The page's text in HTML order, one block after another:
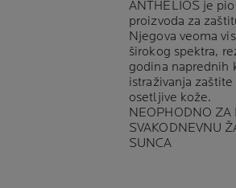
ANTHELIOS je
proizvoda za
Njegova veoma
širokog spektra,
godina naprednih
istraživanja
osetljive kože.
NEOPHODNO ZA
SVAKODNEVNU
SUNCA